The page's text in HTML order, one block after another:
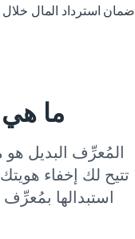
استرداد المال خلال 30 يوماً
ما هي
المُعرِّف البديل هو
لك إخفاء
استبدالها